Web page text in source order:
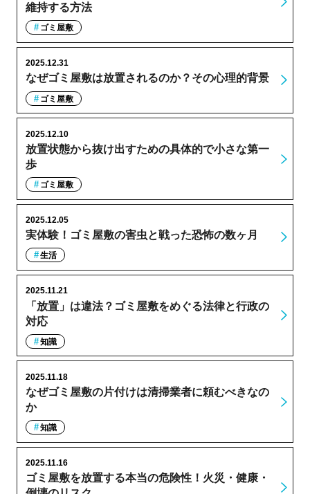
維持する方法
ゴミ屋敷
なぜゴミ屋敷は放置されるのか？その心理的背景
2025.12.31
ゴミ屋敷
放置状態から抜け出すための具体的で小さな第一
歩
2025.12.10
ゴミ屋敷
実体験！ゴミ屋敷の害虫と戦った恐怖の数ヶ月
2025.12.05
生活
「放置」は違法？ゴミ屋敷をめぐる法律と行政の
対応
2025.11.21
知識
なぜゴミ屋敷の片付けは清掃業者に頼むべきなの
か
2025.11.18
知識
ゴミ屋敷を放置する本当の危険性！火災・健康・
2025.11.16